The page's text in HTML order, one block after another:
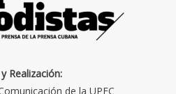
Realización:
de la UPEC